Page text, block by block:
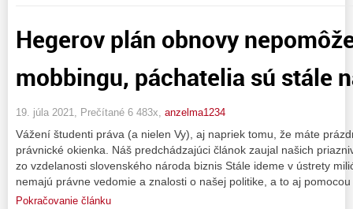
Hegerov plán obnovy
mobbingu, páchatelia sú stále
19. júla 2021, Prečítané 6 483x, anzelma1234
Vážení študenti práva (a nielen Vy), aj napriek tomu, že máte
právnické okienka. Náš predchádzajúci článok zaujal našich
zo vzdelanosti slovenského národa biznis Stále ideme v ústrety
nemajú právne vedomie a znalosti o našej politike, a to aj
Pokračovanie článku